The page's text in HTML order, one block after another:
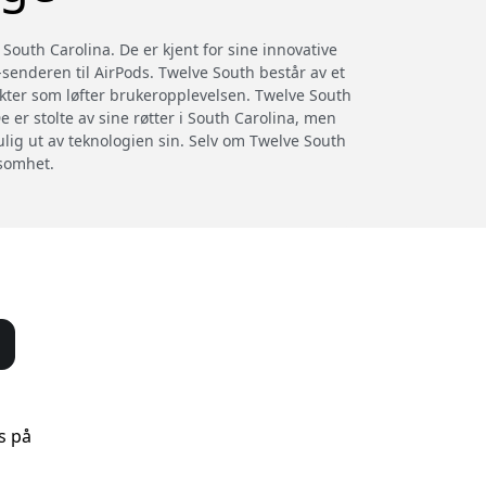
Carolina. De er kjent for sine innovative
til AirPods. Twelve South består av et
som løfter brukeropplevelsen. Twelve South
er stolte av sine røtter i South Carolina, men
ut av teknologien sin. Selv om Twelve South
på